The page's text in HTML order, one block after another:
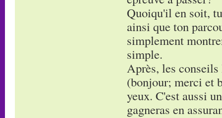
Quoiqu'il en soit,
ainsi que ton
simplement
simple.
Après, les
(bonjour; merci et
yeux. C'est aussi
gagneras en